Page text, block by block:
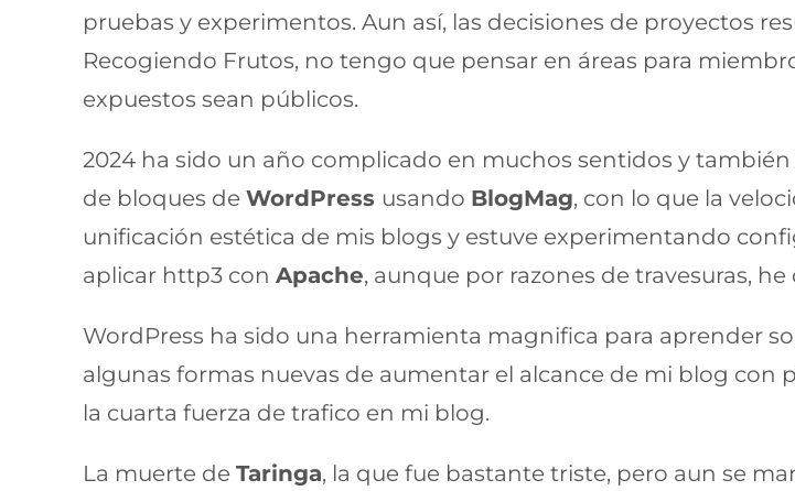
pruebas y experimentos. Aun así, las decisiones de proyectos
Recogiendo Frutos, no tengo que pensar en áreas para
expuestos sean públicos.
2024 ha sido un año complicado en muchos sentidos y
de bloques deWordPress usando BlogMag, con lo que la
unificación estética de mis blogs y estuve experimentando
aplicar http3 conApache, aunque por razones de travesuras,
WordPress ha sido una herramienta magnifica para aprender
algunas formas nuevas de aumentar el alcance de mi blog con
la cuarta fuerza de trafico en mi blog.
La muerte deTaringa, la que fue bastante triste, pero aun se